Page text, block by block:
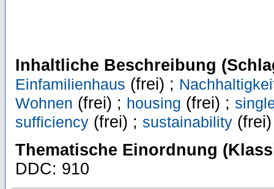
Inhaltliche Beschreibung
Einfamilienhaus (frei) ;
Wohnen (frei) ; housing (frei) ;
sufficiency (frei) ; sustainability (frei)
Thematische Einordnung
DDC: 910